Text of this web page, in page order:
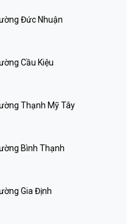
Đức Nhuận
Cầu Kiệu
Thạnh Mỹ Tây
Bình Thạnh
Gia Định